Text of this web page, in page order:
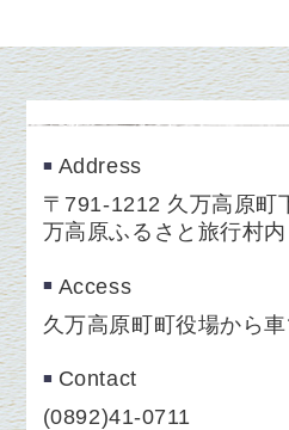
Address
〒791-1212 久万高原
万高原ふるさと旅行村内
Access
久万高原町町役場から
Contact
(0892)41-0711